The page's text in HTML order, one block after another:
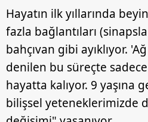
kullanılmaktadır. Diğer çerezler,
kılınması ve kişiselleştirilmesi
reklam/pazarlama faaliyetlerinin
sınırlı olarak açık rızanız
Çerezlere ilişkin tercihlerinizi
vasıtasıyla belirleyebilirsiniz.
için Ayarlar butonuna tıklayabilir,
Hayatın ilk yıllarında
fazla bağlantıları
bahçıvan gibi ayıklıyor.
denilen bu süreçte
hayatta kalıyor. 9 yaşına
bilişsel yeteneklerimizde